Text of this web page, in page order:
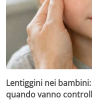
Lentiggini nei
quando vanno